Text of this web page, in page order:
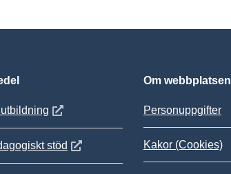
Öppnas i nytt fönster
stöd Öppnas i nytt fönster
Om webbplatsen
Personuppgifter
Kakor (Cookies)